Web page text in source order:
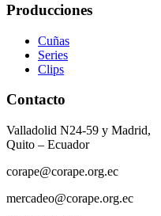
Producciones
Cuñas
Series
Clips
Contacto
Valladolid N24-59 y Madrid,
Quito – Ecuador
corape@corape.org.ec
mercadeo@corape.org.ec